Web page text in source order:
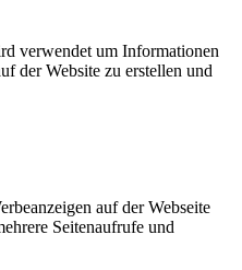
verwendet um Informationen
der Website zu erstellen und
auf der Webseite
Seitenaufrufe und